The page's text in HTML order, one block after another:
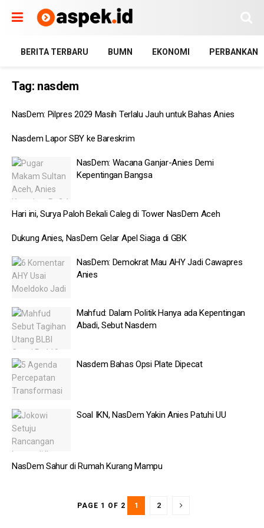
BERITA TERBARU BUMN EKONOMI PERBANKAN
Tag: nasdem
NasDem: Pilpres 2029 Masih Terlalu Jauh untuk Bahas Anies
Nasdem Lapor SBY ke Bareskrim
NasDem: Wacana Ganjar-Anies Demi
Kepentingan Bangsa
Hari ini, Surya Paloh Bekali Caleg di Tower NasDem Aceh
Dukung Anies, NasDem Gelar Apel Siaga di GBK
NasDem: Demokrat Mau AHY Jadi Cawapres
Anies
Mahfud: Dalam Politik Hanya ada Kepentingan
Abadi, Sebut Nasdem
Nasdem Bahas Opsi Plate Dipecat
Soal IKN, NasDem Yakin Anies Patuhi UU
NasDem Sahur di Rumah Kurang Mampu
PAGE 1 OF 2 1 2